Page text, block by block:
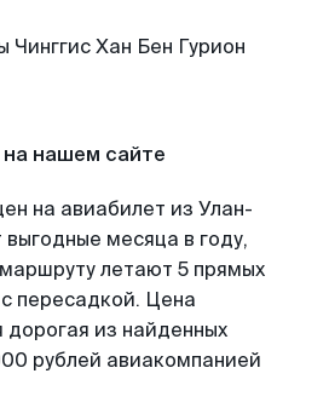
нашем сайте
на авиабилет из Улан-
месяца в году,
летают 5 прямых
пересадкой. Цена
дорогая из найденных
рублей авиакомпанией